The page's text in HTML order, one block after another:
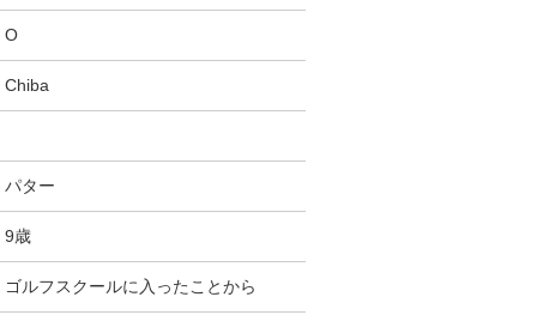
O
Chiba
パター
9歳
ゴルフスクールに入ったことから